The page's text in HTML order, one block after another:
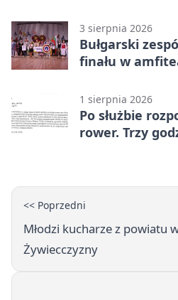
3 sierpnia 2026
Bułgarski
finału w
1 sierpnia 2026
Po służbie
rower. Trzy
<< Poprzedni
Młodzi kucharze z powiatu
Żywiecczyzny